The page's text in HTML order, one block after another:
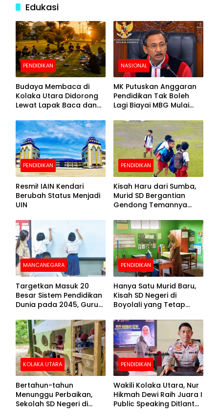
Edukasi
PENDIDIKAN
Budaya Membaca di
Kolaka Utara Didorong
Lewat Lapak Baca dan
NASIONAL
MK Putuskan Anggaran
Pendidikan Tak Boleh
Lagi Biayai MBG Mulai
PENDIDIKAN
Resmi! IAIN Kendari
Berubah Status Menjadi
UIN
PENDIDIKAN
Kisah Haru dari Sumba,
Murid SD Bergantian
Gendong Temannya
Sekolah
MANCANEGARA
Targetkan Masuk 20
Besar Sistem Pendidikan
Dunia pada 2045, Guru
100 Persen
PENDIDIKAN
Hanya Satu Murid Baru,
Kisah SD Negeri di
Boyolali yang Tetap
Kelas
KOLAKA UTARA
Bertahun-tahun
Menunggu Perbaikan,
Sekolah SD Negeri di
PENDIDIKAN
Wakili Kolaka Utara, Nur
Hikmah Dewi Raih Juara I
Public Speaking Ditlantas